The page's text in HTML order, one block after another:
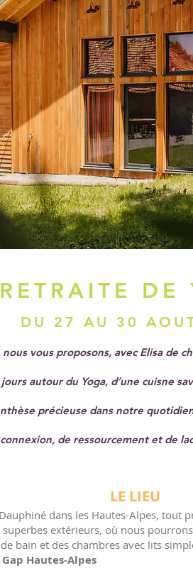
RETRAITE DE
DU 27 AU 30
vous proposons, avec Elisa de
autour du Yoga, d’une cuisne
précieuse dans notre
de ressourcement et de
LE LIEU
dans les Hautes-Alpes, tout
extérieurs, où nous
bain et des chambres avec lits
Gap Hautes-Alpes